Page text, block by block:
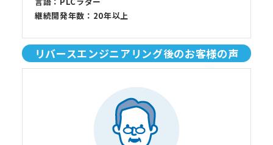
継続開発年数：20年以上
リバースエンジニアリング後のお客様の声